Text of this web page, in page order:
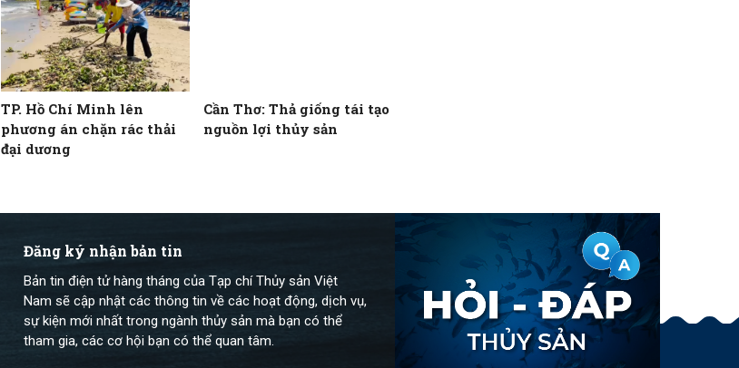
TP. Hồ Chí Minh lên
phương án chặn rác thải
đại dương
Cần Thơ: Thả giống tái tạo
nguồn lợi thủy sản
Đăng ký nhận bản tin
Bản tin điện tử hàng tháng của Tạp chí Thủy sản Việt
Nam sẽ cập nhật các thông tin về các hoạt động, dịch vụ,
sự kiện mới nhất trong ngành thủy sản mà bạn có thể
tham gia, các cơ hội bạn có thể quan tâm.